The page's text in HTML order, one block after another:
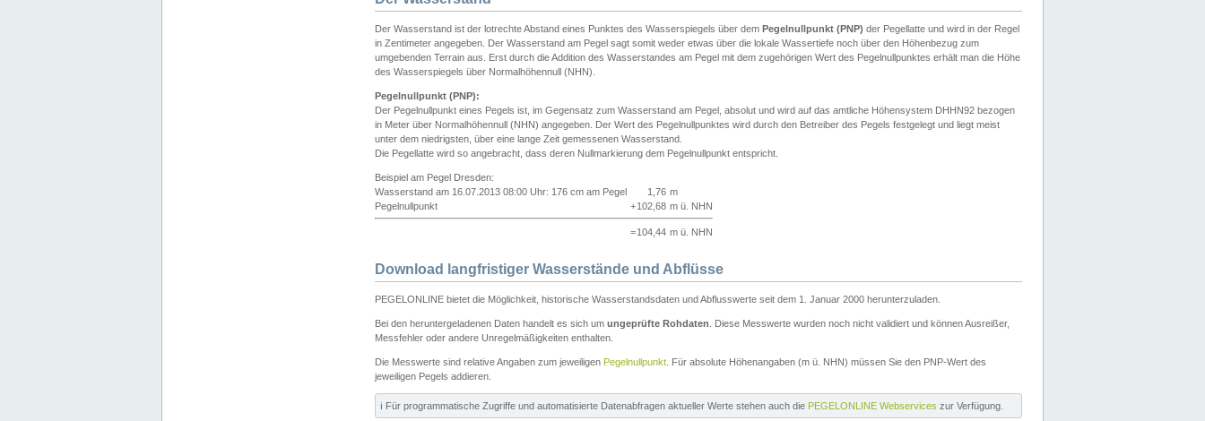
Der Wasserstand ist der lotrechte Abstand eines Punktes des Wasserspiegels über dem Pegelnullpunkt (PNP) der Pegellatte und wird in der Regel
in Zentimeter angegeben. Der Wasserstand am Pegel sagt somit weder etwas über die lokale Wassertiefe noch über den Höhenbezug zum
umgebenden Terrain aus. Erst durch die Addition des Wasserstandes am Pegel mit dem zugehörigen Wert des Pegelnullpunktes erhält man die Höhe
des Wasserspiegels über Normalhöhennull (NHN).
Pegelnullpunkt (PNP):
Der Pegelnullpunkt eines Pegels ist, im Gegensatz zum Wasserstand am Pegel, absolut und wird auf das amtliche Höhensystem DHHN92 bezogen
in Meter über Normalhöhennull (NHN) angegeben. Der Wert des Pegelnullpunktes wird durch den Betreiber des Pegels festgelegt und liegt meist
unter dem niedrigsten, über eine lange Zeit gemessenen Wasserstand.
Die Pegellatte wird so angebracht, dass deren Nullmarkierung dem Pegelnullpunkt entspricht.
Beispiel am Pegel Dresden:
Wasserstand am 16.07.2013 08:00 Uhr: 176 cm am Pegel
1,76 m
Pegelnullpunkt
+102,68 m ü. NHN
=104,44 m ü. NHN
Download langfristiger Wasserstände und Abflüsse
PEGELONLINE bietet die Möglichkeit, historische Wasserstandsdaten und Abflusswerte seit dem 1. Januar 2000 herunterzuladen.
Bei den heruntergeladenen Daten handelt es sich um ungeprüfte Rohdaten . Diese Messwerte wurden noch nicht validiert und können Ausreißer,
Messfehler oder andere Unregelmäßigkeiten enthalten.
Die Messwerte sind relative Angaben zum jeweiligen Pegelnullpunkt . Für absolute Höhenangaben (m ü. NHN) müssen Sie den PNP-Wert des
jeweiligen Pegels addieren.
ℹ️ Für programmatische Zugriffe und automatisierte Datenabfragen aktueller Werte stehen auch die PEGELONLINE Webservices zur Verfügung.